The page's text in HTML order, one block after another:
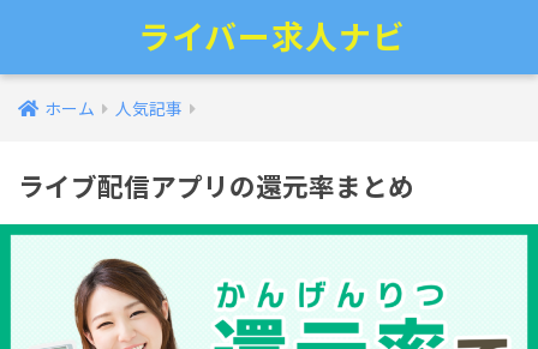
ライバー求人ナビ
ホーム 人気記事
ライブ配信アプリの還元率まとめ